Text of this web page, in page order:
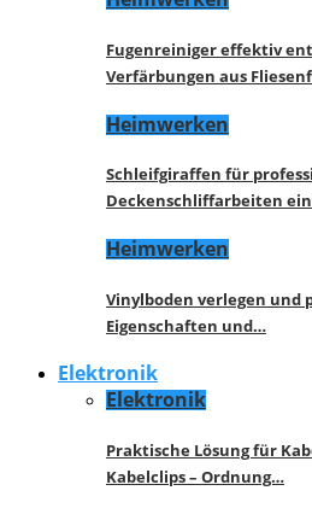
Fugenreiniger effektiv
Verfärbungen aus
Heimwerken
Schleifgiraffen für
Deckenschliffarbeiten
Heimwerken
Vinylboden verlegen und
Eigenschaften und…
Elektronik
Elektronik
Praktische Lösung für
Kabelclips – Ordnung…